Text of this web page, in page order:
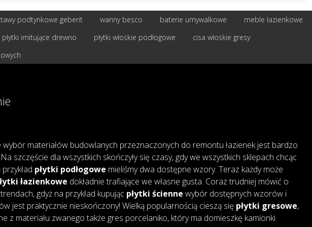
podtynkowe geberit wanny besco baterie umywalkowe
meble łazienkowe
płytki imitujące drewno płytki włoskie podłogowe
cisa włoskie gresy
wybór materiałów budowlanych przeznaczonych do remontu łazienek jest bardzo
szczęście dla wszystkich skończyły się czasy, gdy we wszystkich sklepach chcąc
płytki podłogowe mieliśmy dwa dostępne wzory. Teraz każdy może
łazienkowe dokładnie trafiające we własne gusta. Coraz trudniej mówić o
gdyż na przykład kupując płytki ścienne wybór dostępnych wzorów i
jest praktycznie nieskończony! Wielką popularnością cieszą się płytki gresowe,
z materiału zwanego także gres porcelaniko, który ma domieszkę kamionki